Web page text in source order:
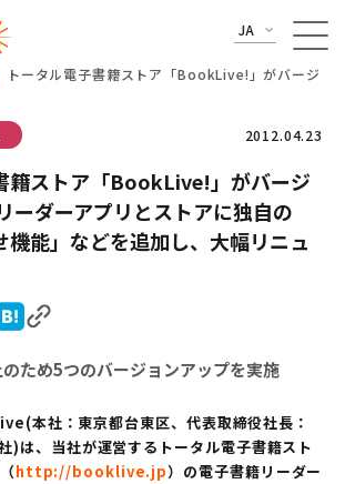
JA
トータル電子書籍ストア「BookLive!」がバージョ
2012.04.23
籍ストア「BookLive!」がバージ
ーダーアプリとストアに独自の
機能」などを追加し、大幅リニュ
ため5つのバージョンアップを実施
本社：東京都台東区、代表取締役社長：
)は、当社が運営するトータル電子書籍スト
http://booklive.jp）の電子書籍リーダー